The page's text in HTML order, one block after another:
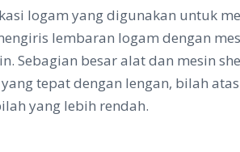
logam yang digunakan untuk
lembaran logam dengan
Sebagian besar alat dan mesin
tepat dengan lengan, bilah
yang lebih rendah.